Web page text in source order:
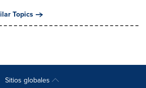
Topics
Sitios globales